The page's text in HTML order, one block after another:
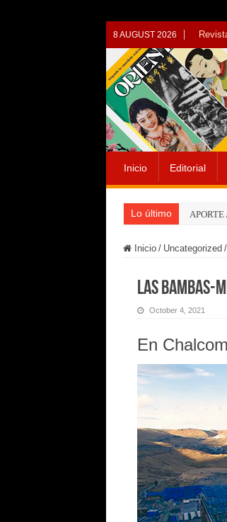
8 AUGUST 2026
Inicio Editorial
Lo último APORTE
Inicio / Uncategorized /
LAS BAMBAS-
October 4, 2021
En